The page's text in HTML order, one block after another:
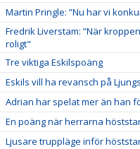
Martin Pringle: ”Nu har vi
Fredrik Liverstam: ”När
roligt"
Tre viktiga Eskilspoäng
Eskils vill ha revansch på
Adrian har spelat mer än han
En poäng när herrarna
Ljusare truppläge inför